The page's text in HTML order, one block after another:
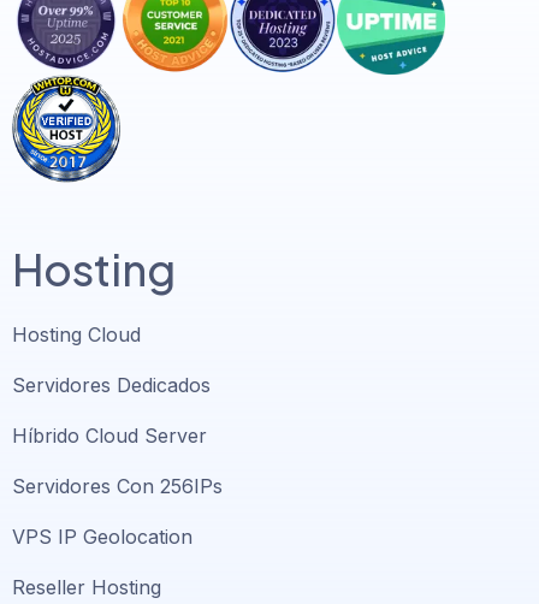
Hosting
Hosting Cloud
Servidores Dedicados
Híbrido Cloud Server
Servidores Con 256IPs
VPS IP Geolocation
Reseller Hosting